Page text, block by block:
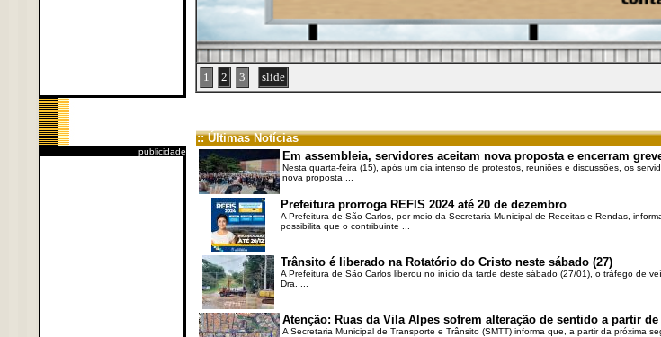
publicidade
1 2 3 slide
:: Últimas Notícias
Em assembleia, servidores aceitam nova proposta e encerram
Nesta quarta-feira (15), após um dia intenso de protestos, reuniões e discussões, os
nova proposta ...
Prefeitura prorroga REFIS 2024 até 20 de dezembro
A Prefeitura de São Carlos, por meio da Secretaria Municipal de Receitas e Rendas,
possibilita que o contribuinte ...
Trânsito é liberado na Rotatório do Cristo neste sábado (27)
A Prefeitura de São Carlos liberou no início da tarde deste sábado (27/01), o tráfego de
Dra. ...
Atenção: Ruas da Vila Alpes sofrem alteração de sentido a partir de
A Secretaria Municipal de Transporte e Trânsito (SMTT) informa que, a partir da próxima